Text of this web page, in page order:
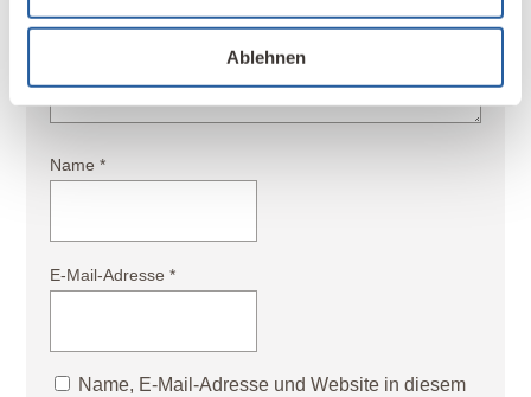
Ablehnen
Name*
E-Mail-Adresse*
Name, E-Mail-Adresse und Website in diesem